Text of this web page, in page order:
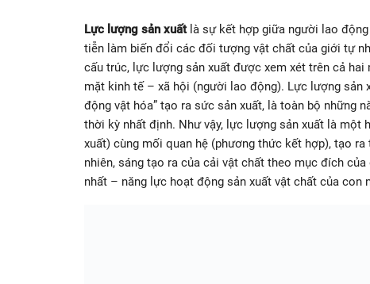
Lực lượng sản xuấtlà sự kết hợp giữa người lao
tiễn làm biến đổi các đối tượng vật chất của giới tự
cấu trúc, lực lượng sản xuất được xem xét trên cả
mặt kinh tế – xã hội (người lao động). Lực lượng sản
động vật hóa” tạo ra sức sản xuất, là toàn bộ những
thời kỳ nhất định. Như vậy, lực lượng sản xuất là
xuất) cùng mối quan hệ (phương thức kết hợp), tạo
nhiên, sáng tạo ra của cải vật chất theo mục đích
nhất – năng lực hoạt động sản xuất vật chất của con